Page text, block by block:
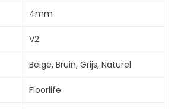
4mm
V2
Beige, Bruin, Grijs, Naturel
Floorlife